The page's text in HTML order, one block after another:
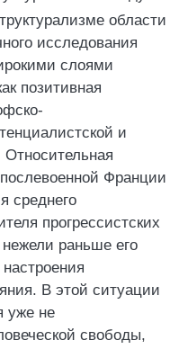
области
исследования
слоями
позитивная
и
Относительная
Франции
среднего
прогрессистских
раньше его
В этой ситуации
уже не
свободы,